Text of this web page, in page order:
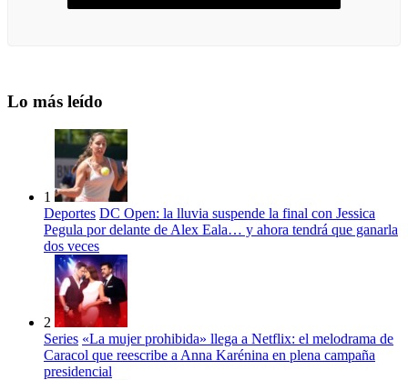
Lo más leído
1
Deportes DC Open: la lluvia suspende la final con Jessica
Pegula por delante de Alex Eala… y ahora tendrá que ganarla
dos veces
2
Series «La mujer prohibida» llega a Netflix: el melodrama de
Caracol que reescribe a Anna Karénina en plena campaña
presidencial